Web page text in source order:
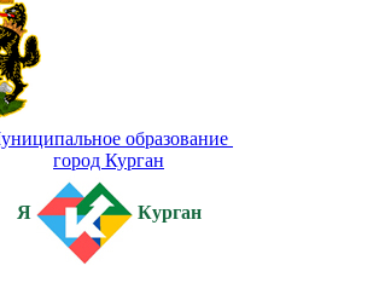
образование
город Курган
Я Курган